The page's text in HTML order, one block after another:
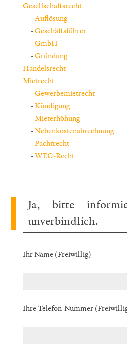
Gesellschaftsrecht
Auflösung
Geschäftsführer
GmbH
Gründung
Handelsrecht
Mietrecht
Gewerbemietrecht
Kündigung
Mieterhöhung
Nebenkostenabrechnung
Pachtrecht
WEG-Recht
Ja, bitte
unverbindlich.
Ihr Name (Freiwillig)
Ihre Telefon-Nummer